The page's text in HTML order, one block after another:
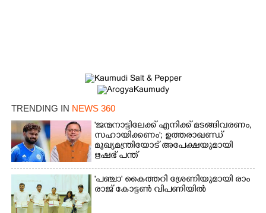
TRENDING IN NEWS 360
'ജന്മനാട്ടിലേക്ക് എനിക്ക് മടങ്ങിവരണം,
സഹായിക്കണം'; ഉത്തരാഖണ്ഡ്
മുഖ്യമന്ത്രിയോട് അപേക്ഷയുമായി
ഋഷഭ് പന്ത്
'​പ​ഞ്ചാ​'​ ​കൈ​ത്ത​റി​ ​ശ്രേ​ണി​യു​മാ​യി​ ​രാം​
രാ​ജ് ​കോ​ട്ടൺ വിപണിയിൽ